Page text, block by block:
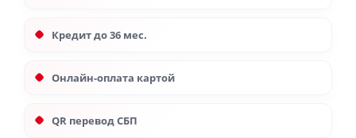
Кредит до 36 мес.
Онлайн-оплата картой
QR перевод СБП